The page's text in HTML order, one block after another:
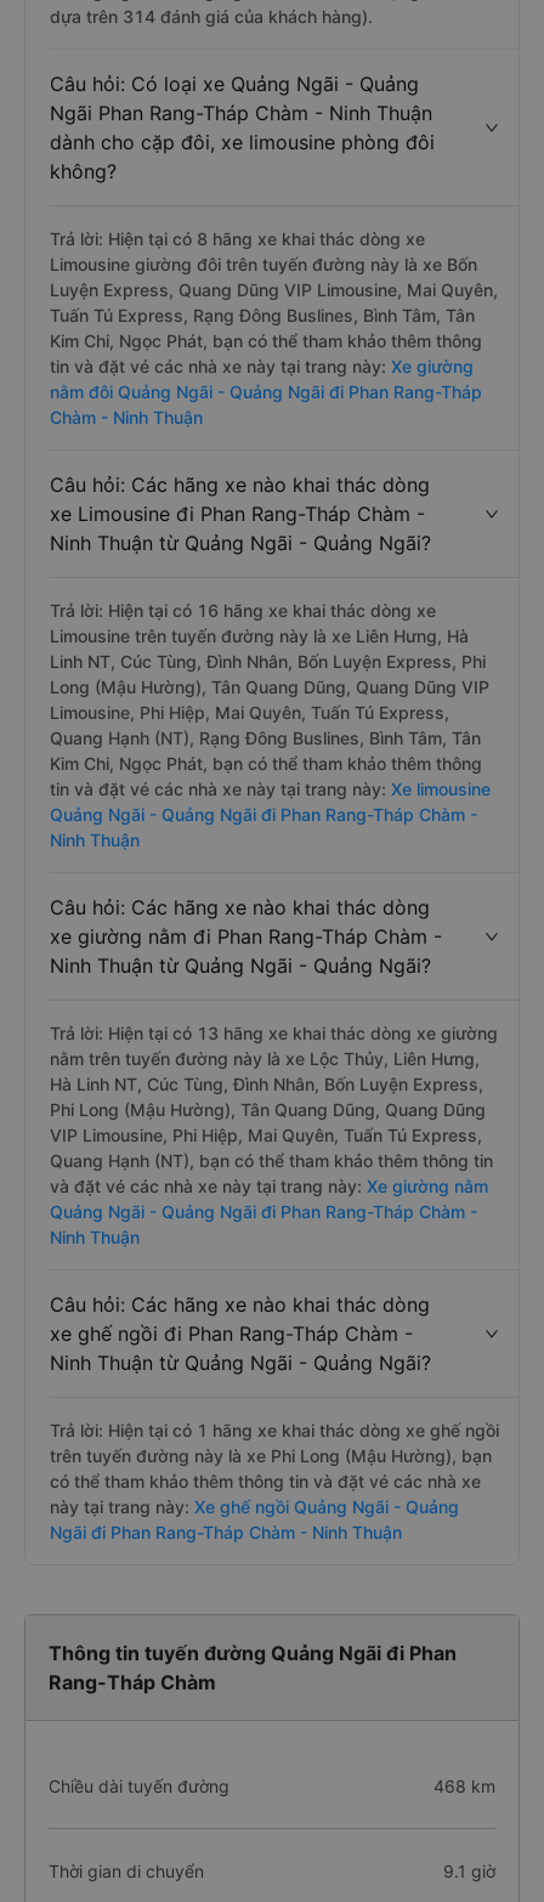
dựa trên 314 đánh giá của khách hàng).
Câu hỏi: Có loại xe Quảng Ngãi - Quảng
Ngãi Phan Rang-Tháp Chàm - Ninh Thuận
dành cho cặp đôi, xe limousine phòng đôi
không?
Trả lời: Hiện tại có 8 hãng xe khai thác dòng xe
Limousine giường đôi trên tuyến đường này là xe Bốn
Luyện Express, Quang Dũng VIP Limousine, Mai Quyên,
Tuấn Tú Express, Rạng Đông Buslines, Bình Tâm, Tân
Kim Chi, Ngọc Phát, bạn có thể tham khảo thêm thông
tin và đặt vé các nhà xe này tại trang này: Xe giường
nằm đôi Quảng Ngãi - Quảng Ngãi đi Phan Rang-Tháp
Chàm - Ninh Thuận
Câu hỏi: Các hãng xe nào khai thác dòng
xe Limousine đi Phan Rang-Tháp Chàm -
Ninh Thuận từ Quảng Ngãi - Quảng Ngãi?
Trả lời: Hiện tại có 16 hãng xe khai thác dòng xe
Limousine trên tuyến đường này là xe Liên Hưng, Hà
Linh NT, Cúc Tùng, Đình Nhân, Bốn Luyện Express, Phi
Long (Mậu Hường), Tân Quang Dũng, Quang Dũng VIP
Limousine, Phi Hiệp, Mai Quyên, Tuấn Tú Express,
Quang Hạnh (NT), Rạng Đông Buslines, Bình Tâm, Tân
Kim Chi, Ngọc Phát, bạn có thể tham khảo thêm thông
tin và đặt vé các nhà xe này tại trang này: Xe limousine
Quảng Ngãi - Quảng Ngãi đi Phan Rang-Tháp Chàm -
Ninh Thuận
Câu hỏi: Các hãng xe nào khai thác dòng
xe giường nằm đi Phan Rang-Tháp Chàm -
Ninh Thuận từ Quảng Ngãi - Quảng Ngãi?
Trả lời: Hiện tại có 13 hãng xe khai thác dòng xe giường
nằm trên tuyến đường này là xe Lộc Thủy, Liên Hưng,
Hà Linh NT, Cúc Tùng, Đình Nhân, Bốn Luyện Express,
Phi Long (Mậu Hường), Tân Quang Dũng, Quang Dũng
VIP Limousine, Phi Hiệp, Mai Quyên, Tuấn Tú Express,
Quang Hạnh (NT), bạn có thể tham khảo thêm thông tin
và đặt vé các nhà xe này tại trang này: Xe giường nằm
Quảng Ngãi - Quảng Ngãi đi Phan Rang-Tháp Chàm -
Ninh Thuận
Câu hỏi: Các hãng xe nào khai thác dòng
xe ghế ngồi đi Phan Rang-Tháp Chàm -
Ninh Thuận từ Quảng Ngãi - Quảng Ngãi?
Trả lời: Hiện tại có 1 hãng xe khai thác dòng xe ghế ngồi
trên tuyến đường này là xe Phi Long (Mậu Hường), bạn
có thể tham khảo thêm thông tin và đặt vé các nhà xe
này tại trang này: Xe ghế ngồi Quảng Ngãi - Quảng
Ngãi đi Phan Rang-Tháp Chàm - Ninh Thuận
Thông tin tuyến đường Quảng Ngãi đi Phan
Rang-Tháp Chàm
Chiều dài tuyến đường 468 km
Thời gian di chuyển 9.1 giờ